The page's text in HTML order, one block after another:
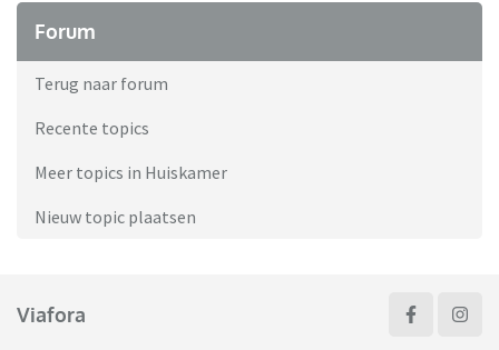
Forum
Terug naar forum
Recente topics
Meer topics in Huiskamer
Nieuw topic plaatsen
Viafora